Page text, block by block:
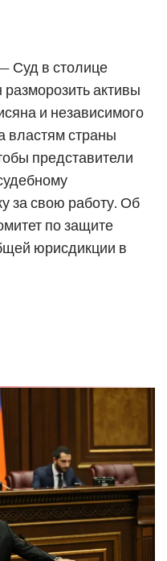
Суд в столице
активы
и независимого
властям страны
представители
за свою работу. Об
по защите
юрисдикции в